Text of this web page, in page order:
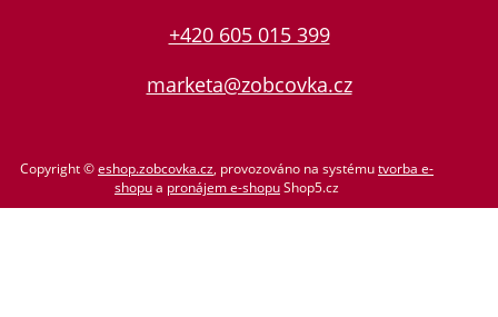
+420 605 015 399
marketa@zobcovka.cz
Copyright ©eshop.zobcovka.cz, provozováno na systémutvorba e-
shopua pronájem e-shopuShop5.cz